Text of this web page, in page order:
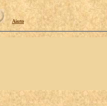
Aiuto